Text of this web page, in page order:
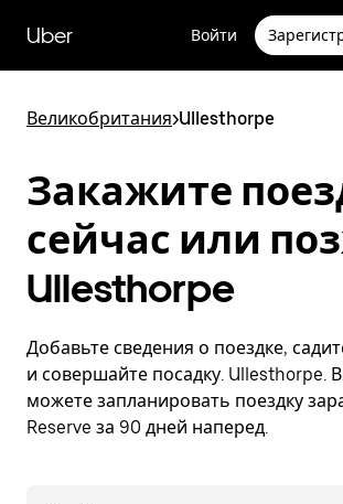
перейти
к
содержимому
Uber Войти
Великобритания>Ullesthorpe
Закажите
сейчас или
Ullesthorpe
Добавьте сведения о поездке,
и совершайте посадку. Ullesthorpe.
можете запланировать поездку
Reserve за 90 дней наперед.